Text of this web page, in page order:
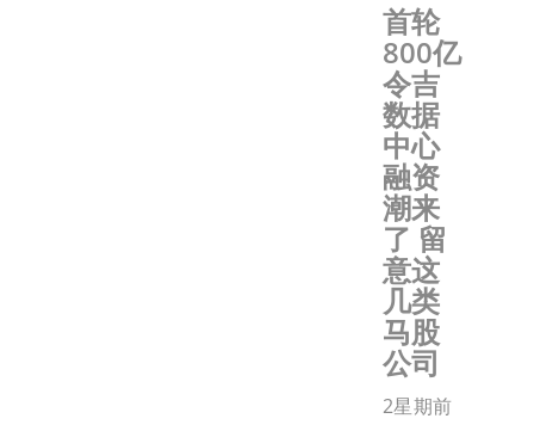
首轮
800亿
令吉
数据
中心
融资
潮来
了 留
意这
几类
马股
公司
2星期前